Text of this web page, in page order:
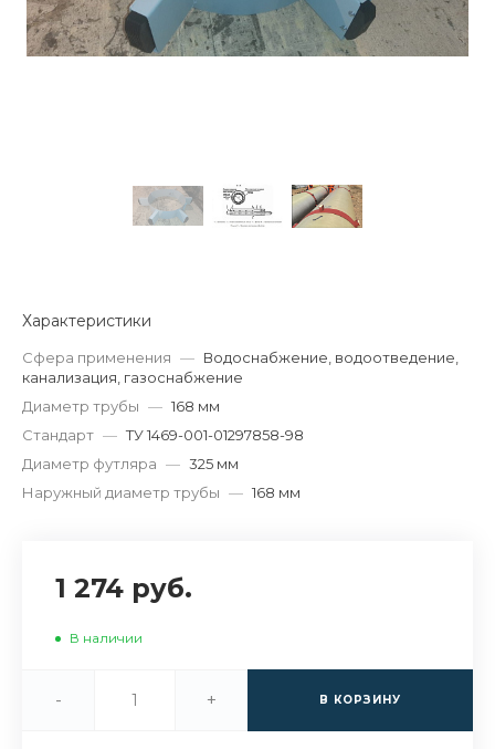
Характеристики
Сфера применения — Водоснабжение, водоотведение,
канализация, газоснабжение
Диаметр трубы — 168 мм
Стандарт — ТУ 1469-001-01297858-98
Диаметр футляра — 325 мм
Наружный диаметр трубы — 168 мм
1 274 руб.
В наличии
- + В КОРЗИНУ